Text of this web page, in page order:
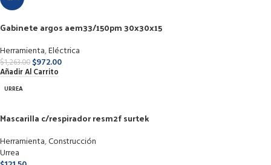
Gabinete argos aem33/150pm 30x30x15
Herramienta,Eléctrica
$1,263.00 $972.00
Añadir Al Carrito
URREA
Mascarilla c/respirador resm2f surtek
Herramienta,Construcción
Urrea